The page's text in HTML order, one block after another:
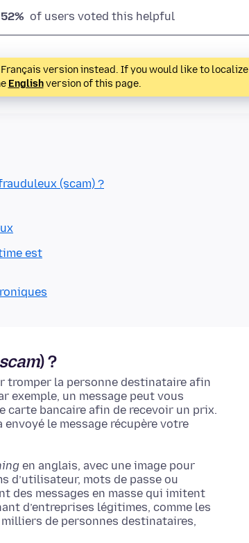
52% of users voted this helpful
version instead. If you would like to localize
Englishversion of this page.
(scam) ?
est
scam) ?
tromper la personne destinataire afin
exemple, un message peut vous
carte bancaire afin de recevoir un prix.
envoyé le message récupère votre
en anglais, avec une image pour
d’utilisateur, mots de passe ou
des messages en masse qui imitent
d’entreprises légitimes, comme les
de personnes destinataires,